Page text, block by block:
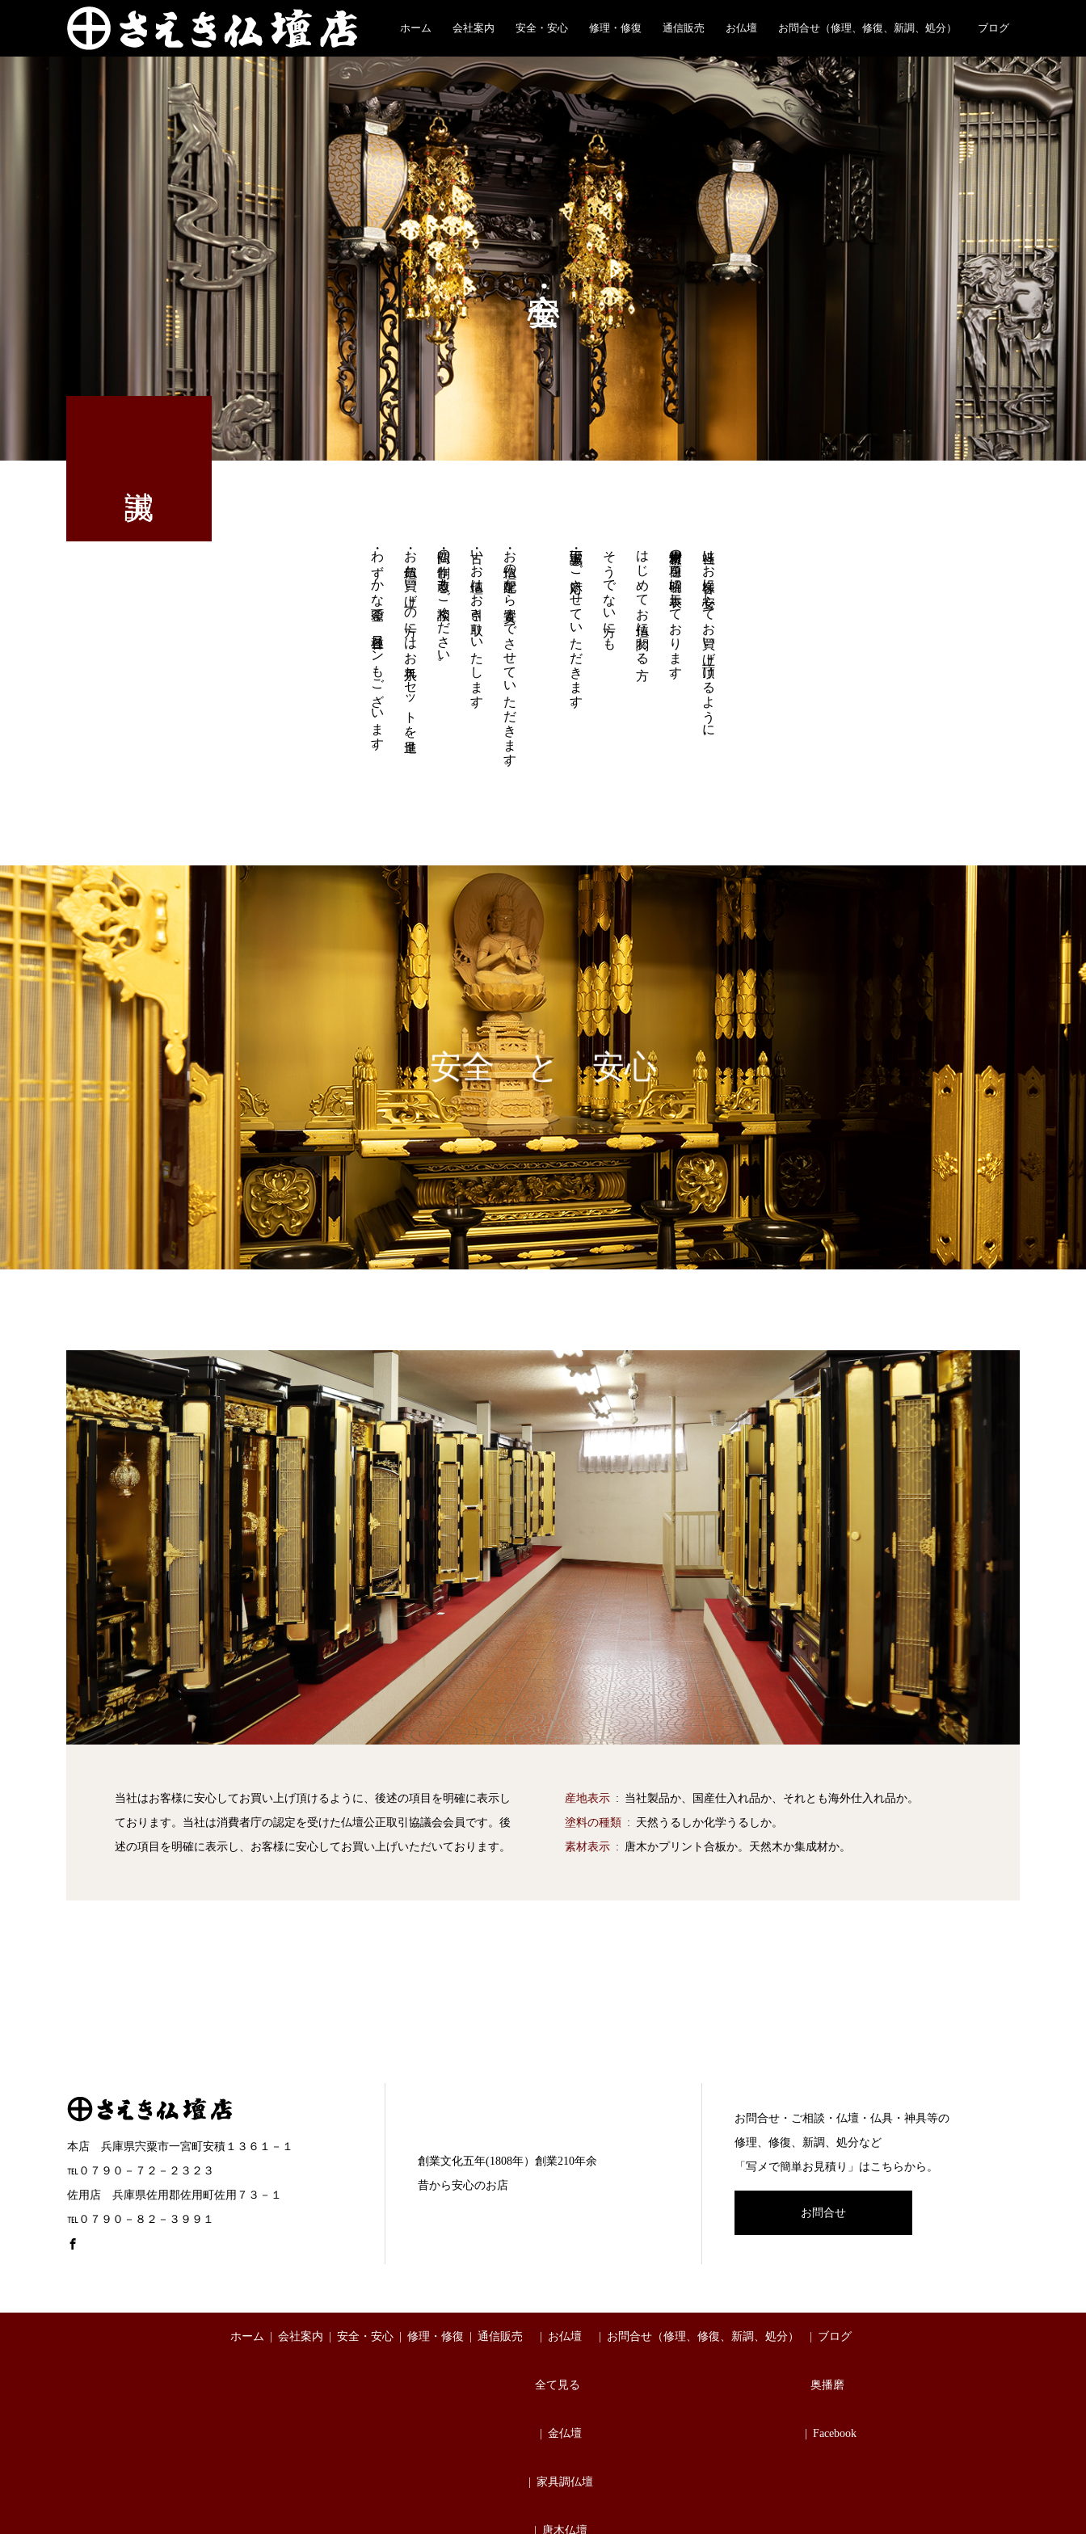
ホーム 会社案内 安全・安心 修理・修復 通信販売 お仏壇 お問合せ（修理、修復、新調、処分） ブログ
当社はお客様に安心してお買い上げ頂けるように、
使用素材の項目を明確に表示しております。
はじめてお仏壇に関わる方、
そうでない方にも
誠実・丁寧にご対応させていただきます。
・お仏壇の配達から安置までさせていただきます。
・古いお仏壇はお引き取りいたします。
・仏間の制作、改造もご相談ください。
・お仏壇お買い上げの方にはお手入れセットを進呈。
・わずかな頭金で、各種ローンもございます。
安全 と 安心
当社はお客様に安心してお買い上げ頂けるように、後述の項目を明確に表示し
ております。当社は消費者庁の認定を受けた仏壇公正取引協議会会員です。後
述の項目を明確に表示し、お客様に安心してお買い上げいただいております。
産地表示
当社製品か、国産仕入れ品か、それとも海外仕入れ品か。
塗料の種類
天然うるしか化学うるしか。
素材表示
唐木かプリント合板か。天然木か集成材か。
本店 兵庫県宍粟市一宮町安積１３６１－１
℡０７９０－７２－２３２３
佐用店 兵庫県佐用郡佐用町佐用７３－１
℡０７９０－８２－３９９１
創業文化五年(1808年）創業210年余
昔から安心のお店
お問合せ・ご相談・仏壇・仏具・神具等の
修理、修復、新調、処分など
「写メで簡単お見積り」はこちらから。
お問合せ
ホーム 会社案内 安全・安心 修理・修復 通信販売 お仏壇
全て見る
金仏壇
家具調仏壇
唐木仏壇
お問合せ（修理、修復、新調、処分） ブログ
奥播磨
Facebook